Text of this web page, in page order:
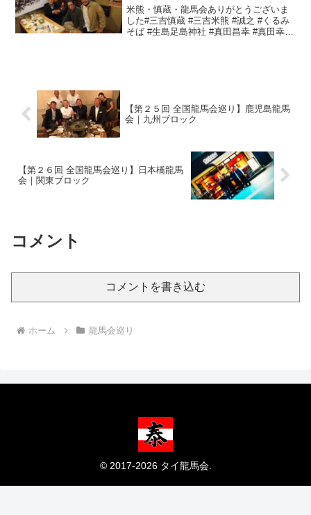
米熊・慎蔵・龍馬会ありがとうございま
した#三吉慎蔵 #三吉米熊 #誠之 #くるみ
そば #生島足島神社 #真田昌幸 #真田幸村
【第２５回 全国龍馬会巡り】鹿児島龍馬
会｜九州ブロック
【第２６回 全国龍馬会巡り】日本橋龍馬
会｜関東ブロック
コメント
コメントを書き込む
ホーム 龍馬会巡り
© 2017-2026 タイ龍馬会.